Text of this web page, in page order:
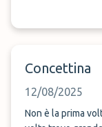
Concettina
12/08/2025
Non è la prima